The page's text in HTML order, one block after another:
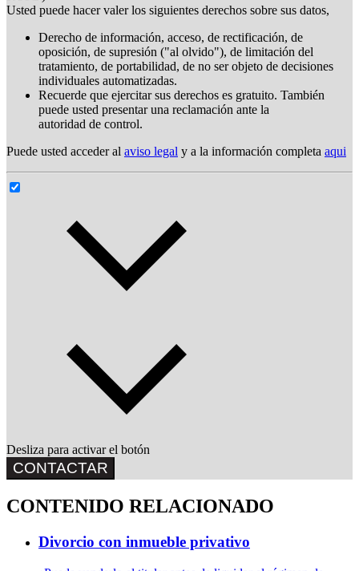
Usted puede hacer valer los siguientes derechos sobre sus datos,
Derecho de información, acceso, de rectificación, de
oposición, de supresión ("al olvido"), de limitación del
tratamiento, de portabilidad, de no ser objeto de decisiones
individuales automatizadas.
Recuerde que ejercitar sus derechos es gratuito. También
puede usted presentar una reclamación ante la
autoridad de control.
Puede usted acceder al aviso legal y a la información completa aqui
Desliza para activar el botón
CONTACTAR
CONTENIDO RELACIONADO
Divorcio con inmueble privativo